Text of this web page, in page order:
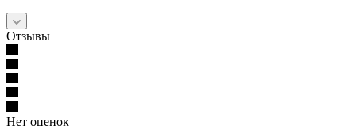
Отзывы
Нет оценок